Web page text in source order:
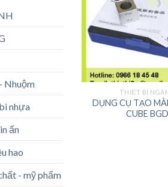
Nhuộm
nhựa
ấn
hao
- mỹ phẩm
THIẾT BỊ
DỤNG CỤ TẠO
CUBE